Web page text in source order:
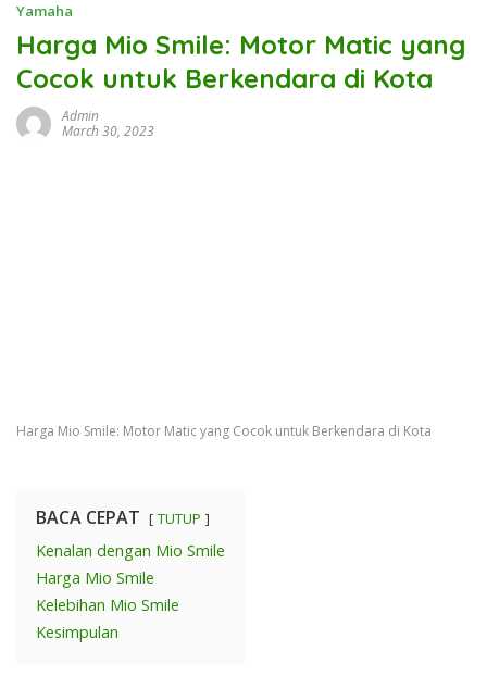
Yamaha
Harga Mio Smile: Motor Matic yang
Cocok untuk Berkendara di Kota
Admin
March 30, 2023
Harga Mio Smile: Motor Matic yang Cocok untuk Berkendara di Kota
BACA CEPAT TUTUP
Kenalan dengan Mio Smile
Harga Mio Smile
Kelebihan Mio Smile
Kesimpulan